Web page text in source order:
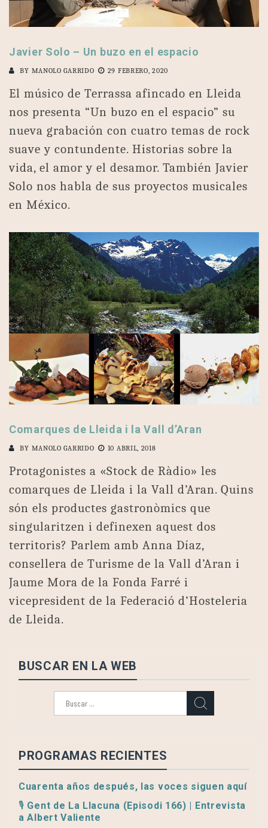
Javier Solo – Un buzo en el espacio
BY MANOLO GARRIDO 29 FEBRERO, 2020
El músico de Terrassa afincado en Lleida
nos presenta “Un buzo en el espacio” su
nueva grabación con cuatro temas de rock
suave y contundente. Historias sobre la
vida, el amor y el desamor. También Javier
Solo nos habla de sus proyectos musicales
en México.
Comarques de Lleida i la Vall d’Aran
BY MANOLO GARRIDO 10 ABRIL, 2018
Protagonistes a «Stock de Ràdio» les
comarques de Lleida i la Vall d’Aran. Quins
són els productes gastronòmics que
singularitzen i definexen aquest dos
territoris? Parlem amb Anna Díaz,
consellera de Turisme de la Vall d’Aran i
Jaume Mora de la Fonda Farré i
vicepresident de la Federació d’Hosteleria
de Lleida.
BUSCAR EN LA WEB
PROGRAMAS RECIENTES
Cuarenta años después, las voces siguen aquí
🎙️ Gent de La Llacuna (Episodi 166) | Entrevista
a Albert Valiente